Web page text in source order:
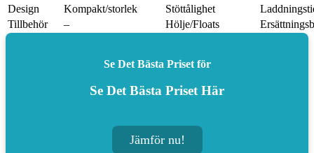
Design
Kompakt/storlek Stöttålighet
Tillbehör
– Hölje/Floats
Se Det Bästa Priset för
Se Det Bästa Priset Här
Jämför nu!